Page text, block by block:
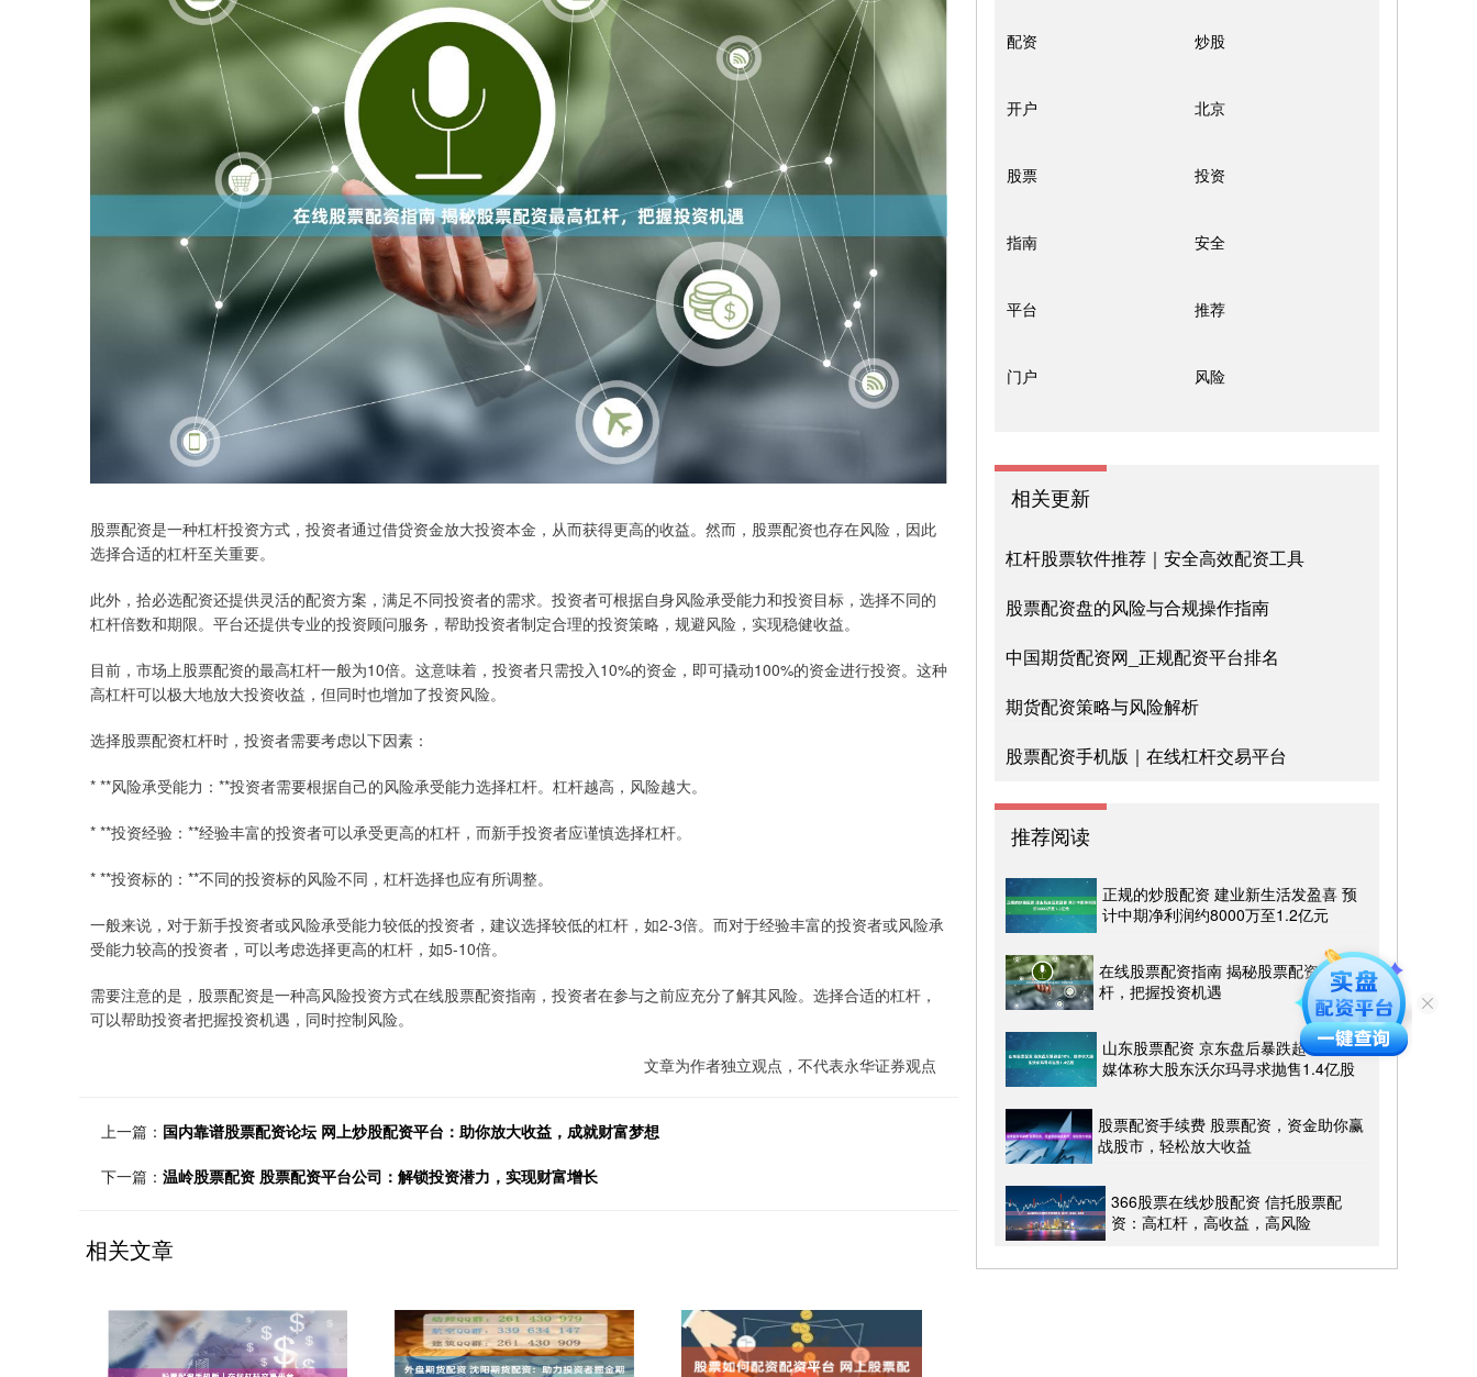
股票配资是一种杠杆投资方式，投资者通过借贷资金放大投资本金，从而获得更高的收益。然而，股票配资也存在风险，因此
选择合适的杠杆至关重要。
此外，拾必选配资还提供灵活的配资方案，满足不同投资者的需求。投资者可根据自身风险承受能力和投资目标，选择不同的
杠杆倍数和期限。平台还提供专业的投资顾问服务，帮助投资者制定合理的投资策略，规避风险，实现稳健收益。
目前，市场上股票配资的最高杠杆一般为10倍。这意味着，投资者只需投入10%的资金，即可撬动100%的资金进行投资。这种
高杠杆可以极大地放大投资收益，但同时也增加了投资风险。
选择股票配资杠杆时，投资者需要考虑以下因素：
* **风险承受能力：**投资者需要根据自己的风险承受能力选择杠杆。杠杆越高，风险越大。
* **投资经验：**经验丰富的投资者可以承受更高的杠杆，而新手投资者应谨慎选择杠杆。
* **投资标的：**不同的投资标的风险不同，杠杆选择也应有所调整。
一般来说，对于新手投资者或风险承受能力较低的投资者，建议选择较低的杠杆，如2-3倍。而对于经验丰富的投资者或风险承
受能力较高的投资者，可以考虑选择更高的杠杆，如5-10倍。
需要注意的是，股票配资是一种高风险投资方式在线股票配资指南，投资者在参与之前应充分了解其风险。选择合适的杠杆，
可以帮助投资者把握投资机遇，同时控制风险。
文章为作者独立观点，不代表永华证券观点
上一篇： 国内靠谱股票配资论坛 网上炒股配资平台：助你放大收益，成就财富梦想
下一篇： 温岭股票配资 股票配资平台公司：解锁投资潜力，实现财富增长
相关文章
配资 炒股
开户 北京
股票 投资
指南 安全
平台 推荐
门户 风险
相关更新
杠杆股票软件推荐｜安全高效配资工具
股票配资盘的风险与合规操作指南
中国期货配资网_正规配资平台排名
期货配资策略与风险解析
股票配资手机版｜在线杠杆交易平台
推荐阅读
正规的炒股配资 建业新生活发盈喜 预
计中期净利润约8000万至1.2亿元
在线股票配资指南 揭秘股票配资最高杠
杆，把握投资机遇
山东股票配资 京东盘后暴跌超10%，
媒体称大股东沃尔玛寻求抛售1.4亿股
股票配资手续费 股票配资，资金助你赢
战股市，轻松放大收益
366股票在线炒股配资 信托股票配
资：高杠杆，高收益，高风险